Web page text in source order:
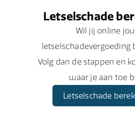
Letselschade
Wil jij online
letselschadevergoeding
Volg dan de stappen en
waar je aan toe
Letselschade